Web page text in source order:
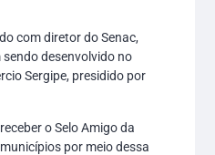
com diretor do Senac,
desenvolvido no
Sergipe, presidido por
o Selo Amigo da
por meio dessa